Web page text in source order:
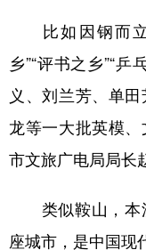
比如因钢而立
乡”“评书之乡”“
义、刘兰芳、单
龙等一大批英模
市文旅广电局局长
类似鞍山，本
座城市，是中国现